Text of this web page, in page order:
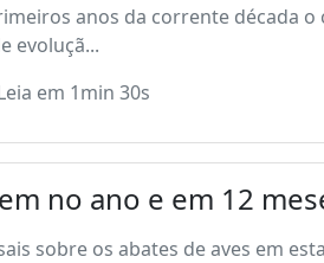
anos da corrente década o
evoluçã...
em 1min 30s
no ano e em 12
sobre os abates de aves em